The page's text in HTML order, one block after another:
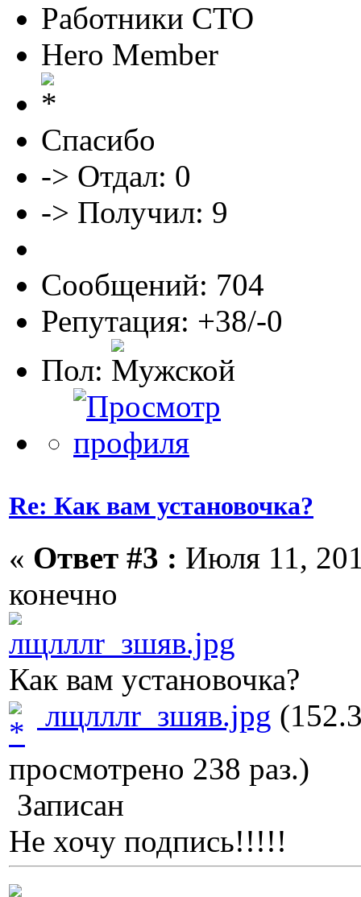
Работники СТО
Hero Member
Спасибо
-> Отдал: 0
-> Получил: 9
Сообщений: 704
Репутация: +38/-0
Пол:
Re: Как вам установочка?
« Ответ #3 : Июля 11,
конечно
Как вам установочка?
лщлллr_зшяв.jpg
просмотрено 238 раз.)
Записан
Не хочу подпись!!!!!